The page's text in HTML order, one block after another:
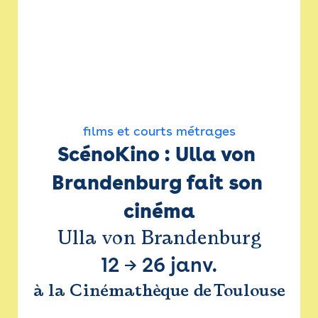
films et courts métrages
ScénoKino : Ulla von
Brandenburg fait son
cinéma
Ulla von Brandenburg
12 → 26 janv.
à la Cinémathèque de Toulouse